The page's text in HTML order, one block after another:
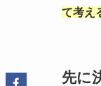
て考え
先に